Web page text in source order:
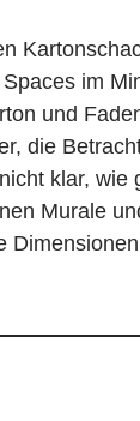
im
und
die
klar, wie
Murale